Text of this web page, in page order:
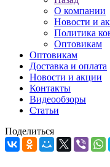
О компании
Новости и
Политика
Оптовикам
Оптовикам
Доставка и оплата
Новости и акции
Контакты
Видеообзоры
Статьи
Поделиться